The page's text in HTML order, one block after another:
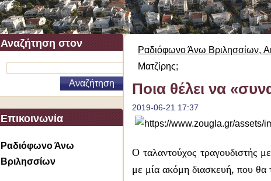
Αναζήτηση στον
ιστότοπο
Επικοινωνία
Ραδιόφωνο Άνω
Βριλησσίων
Ραδιόφωνο Άνω Βριλησσίων,
Ματζίρης;
Ποια θέλει να
2019-06-21 17:37
Ο ταλαντούχος τραγουδιστής
με μία ακόμη διασκευή, που